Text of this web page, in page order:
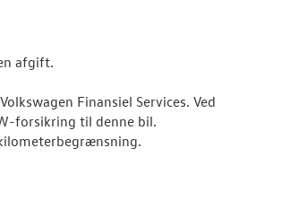
afgift.
Finansiel Services. Ved
forsikring til denne bil.